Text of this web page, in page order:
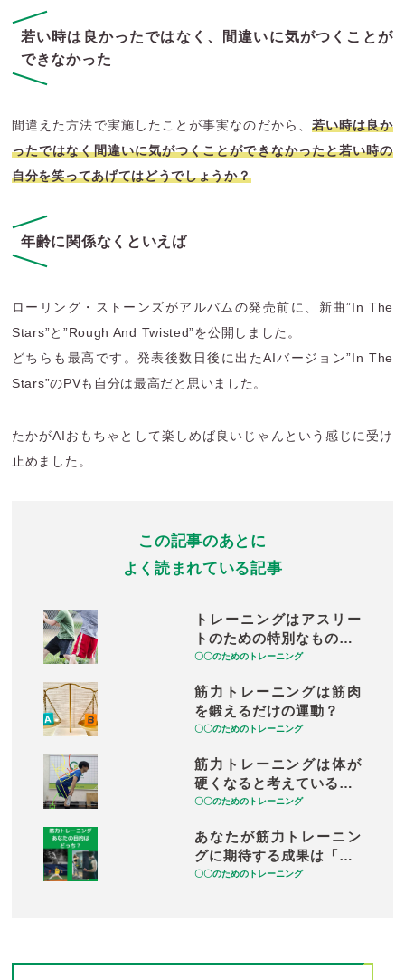
若い時は良かったではなく、間違いに気がつくことが
できなかった
間違えた方法で実施したことが事実なのだから、 若い時は良か
ったではなく間違いに気がつくことができなかったと若い時の
自分を笑ってあげてはどうでしょうか？
年齢に関係なくといえば
ローリング・ストーンズがアルバムの発売前に、新曲”In The
Stars”と”Rough And Twisted”を公開しました。
どちらも最高です。発表後数日後に出たAIバージョン”In The
Stars”のPVも自分は最高だと思いました。
たかがAIおもちゃとして楽しめば良いじゃんという感じに受け
止めました。
この記事のあとに
よく読まれている記事
トレーニングはアスリー
トのための特別なもの…
〇〇のためのトレーニング
筋力トレーニングは筋肉
を鍛えるだけの運動？
〇〇のためのトレーニング
筋力トレーニングは体が
硬くなると考えている…
〇〇のためのトレーニング
あなたが筋力トレーニン
グに期待する成果は「…
〇〇のためのトレーニング